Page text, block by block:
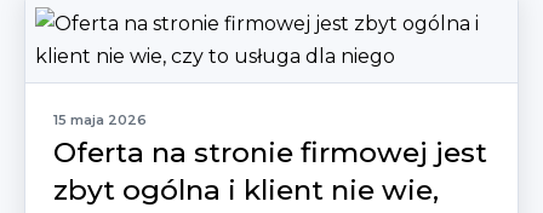
15 maja 2026
Oferta na stronie firmowej jest
zbyt ogólna i klient nie wie,